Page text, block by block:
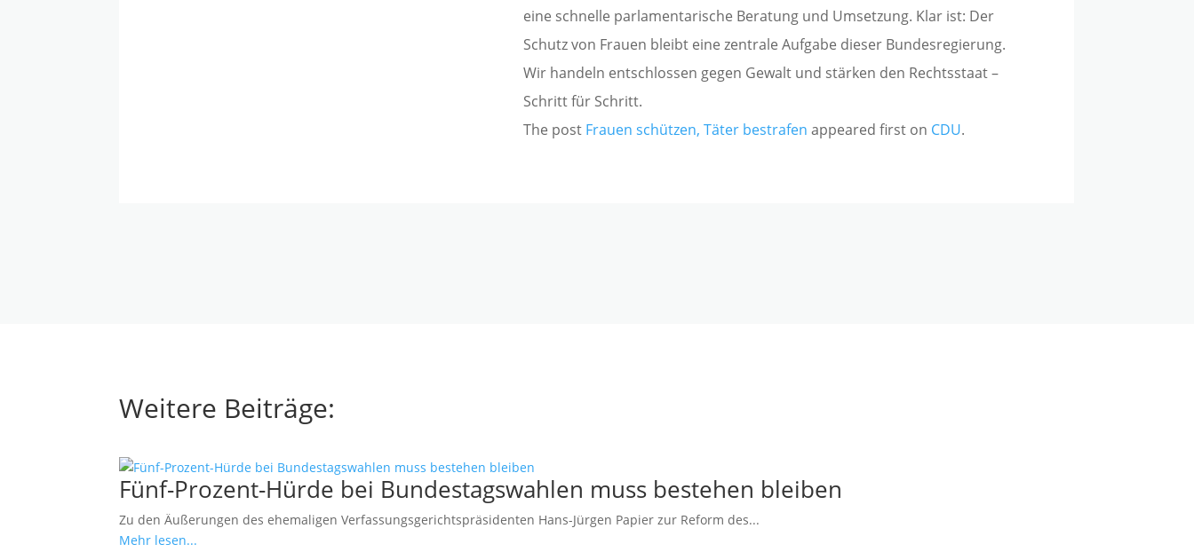
eine schnelle parlamentarische Beratung und Umsetzung. Klar ist: Der
Schutz von Frauen bleibt eine zentrale Aufgabe dieser Bundesregierung.
Wir handeln entschlossen gegen Gewalt und stärken den Rechtsstaat –
Schritt für Schritt.
The post Frauen schützen, Täter bestrafen appeared first on CDU.
Weitere Beiträge:
Fünf-Prozent-Hürde bei Bundestagswahlen muss bestehen bleiben
Zu den Äußerungen des ehemaligen Verfassungsgerichtspräsidenten Hans-Jürgen Papier zur Reform des...
Mehr lesen...